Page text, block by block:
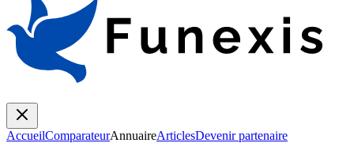
AccueilComparateurAnnuaireArticlesDevenir partenaire